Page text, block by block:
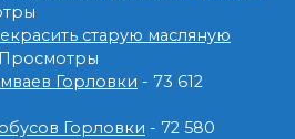
старую масляную
Горловки - 73 612
Горловки - 72 580